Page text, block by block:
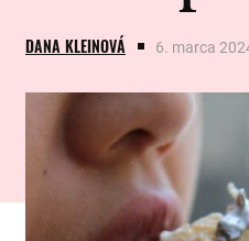
DANA KLEINOVÁ 6. marca